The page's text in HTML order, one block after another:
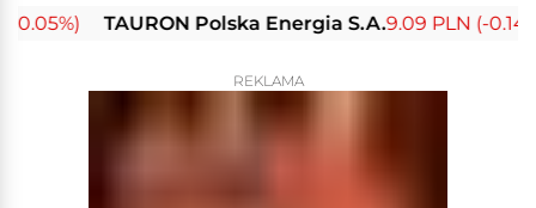
TAURON Polska Energia S.A.9.09 PLN (-0.14%)
REKLAMA